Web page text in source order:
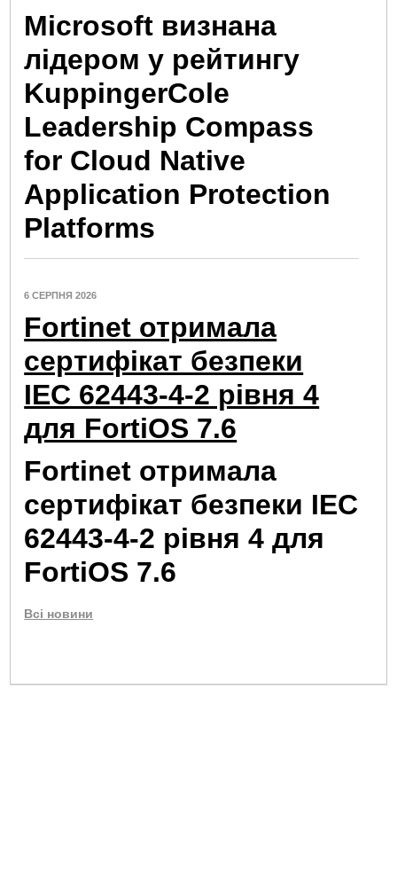
Microsoft визнана
лідером у рейтингу
KuppingerCole
Leadership Compass
for Cloud Native
Application Protection
Platforms
6 СЕРПНЯ 2026
Fortinet отримала
сертифікат безпеки
IEC 62443-4-2 рівня 4
для FortiOS 7.6
Fortinet отримала
сертифікат безпеки IEC
62443-4-2 рівня 4 для
FortiOS 7.6
Всі новини